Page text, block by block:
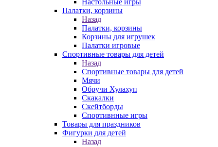
Настольные игры
Палатки, корзины
Назад
Палатки, корзины
Корзины для игрушек
Палатки игровые
Спортивные товары для детей
Назад
Спортивные товары для детей
Мячи
Обручи Хулахуп
Скакалки
Скейтборды
Спортивнные игры
Товары для праздников
Фигурки для детей
Назад